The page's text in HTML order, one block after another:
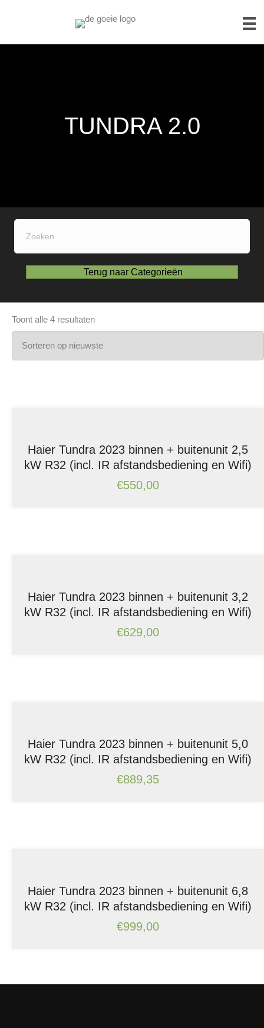
TUNDRA 2.0
Terug naar Categorieën
Toont alle 4 resultatenGesorteerd
op
Haier Tundra 2023 binnen + buitenunit 2,5
kW R32 (incl. IR afstandsbediening en Wifi)
€550,00
Haier Tundra 2023 binnen + buitenunit 3,2
kW R32 (incl. IR afstandsbediening en Wifi)
€629,00
Haier Tundra 2023 binnen + buitenunit 5,0
kW R32 (incl. IR afstandsbediening en Wifi)
€889,35
Haier Tundra 2023 binnen + buitenunit 6,8
kW R32 (incl. IR afstandsbediening en Wifi)
€999,00